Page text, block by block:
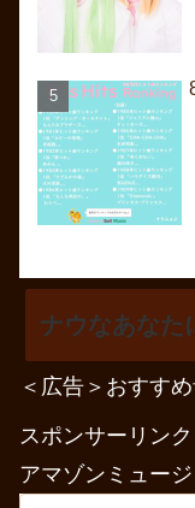
ナウなあなた
＜広告＞おすす
スポンサーリンク
アマゾンミュージ